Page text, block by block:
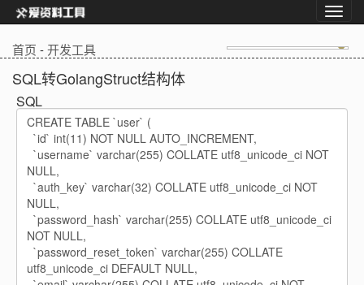
首页 -开发工具
SQL转GolangStruct结构体
SQL